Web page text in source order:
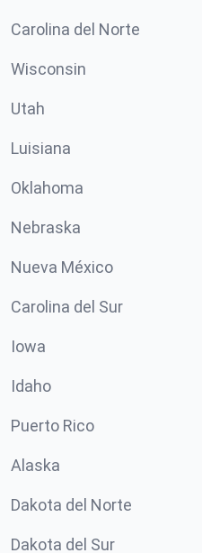
Carolina del Norte
Wisconsin
Utah
Luisiana
Oklahoma
Nebraska
Nueva México
Carolina del Sur
Iowa
Idaho
Puerto Rico
Alaska
Dakota del Norte
Dakota del Sur